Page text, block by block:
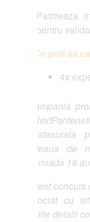
in
validare.
poti sa castigi:
4x experienta
pe
de
18 august -
concurs nu este
cu site-ul
detalii consulta